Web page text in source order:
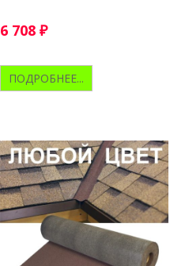
6 708 ₽
ПОДРОБНЕЕ...